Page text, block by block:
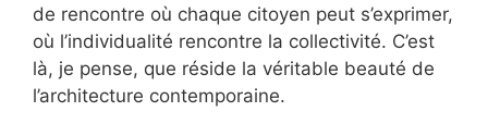
de rencontre où chaque citoyen peut s’exprimer,
où l’individualité rencontre la collectivité. C’est
là, je pense, que réside la véritable beauté de
l’architecture contemporaine.